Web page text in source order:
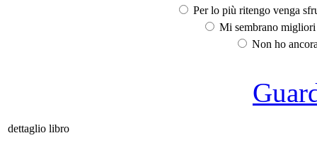
Per lo più ritengo venga
Mi sembrano
Non ho
dettaglio libro